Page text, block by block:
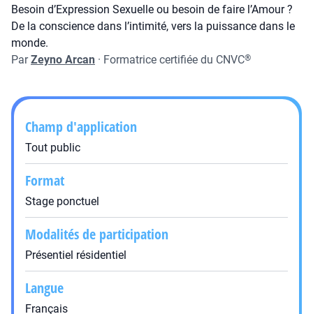
Besoin d’Expression Sexuelle ou besoin de faire l’Amour ?
De la conscience dans l’intimité, vers la puissance dans le
monde.
ParZeyno Arcan · Formatrice certifiée du CNVC®
Champ d'application
Tout public
Format
Stage ponctuel
Modalités de participation
Présentiel résidentiel
Langue
Français